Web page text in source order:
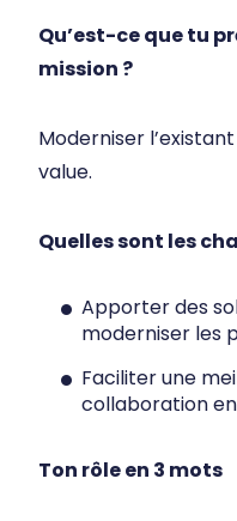
Qu’est-ce que tu
mission ?
Moderniser
value.
Quelles sont les
Apporter des
moderniser les
Faciliter une
collaboration
Ton rôle en 3 mots